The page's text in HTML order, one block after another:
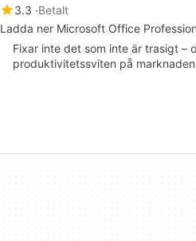
3.3 Betalt
Ladda ner Microsoft Office
Fixar inte det som inte är trasigt –
produktivitetssviten på